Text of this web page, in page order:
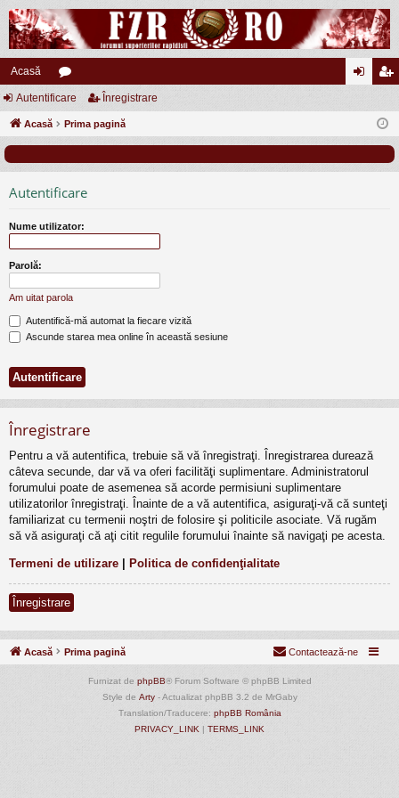
Acasă
or
u eg
Autentificare Înregistrare
Acasă Prima pagină
Autentificare
Nume utilizator:
Parolă:
Am uitat parola
Autentifică-mă automat la fiecare vizită
Ascunde starea mea online în această sesiune
Înregistrare
Pentru a vă autentifica, trebuie să vă înregistraţi. Înregistrarea durează
câteva secunde, dar vă va oferi facilităţi suplimentare. Administratorul
forumului poate de asemenea să acorde permisiuni suplimentare
utilizatorilor înregistraţi. Înainte de a vă autentifica, asiguraţi-vă că sunteţi
familiarizat cu termenii noştri de folosire şi politicile asociate. Vă rugăm
să vă asiguraţi că aţi citit regulile forumului înainte să navigaţi pe acesta.
Termeni de utilizare Politica de confidenţialitate
Înregistrare
Acasă Prima pagină Contactează-ne
Furnizat de phpBB® Forum Software © phpBB Limited
Style de Arty- Actualizat phpBB 3.2 de MrGaby
Translation/Traducere: phpBB România
PRIVACY_LINK | TERMS_LINK